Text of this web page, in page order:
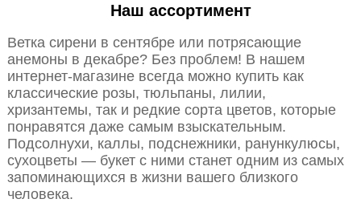
Наш ассортимент
Ветка сирени в сентябре или потрясающие
анемоны в декабре? Без проблем! В нашем
интернет-магазине всегда можно купить как
классические розы, тюльпаны, лилии,
хризантемы, так и редкие сорта цветов, которые
понравятся даже самым взыскательным.
Подсолнухи, каллы, подснежники, ранункулюсы,
сухоцветы — букет с ними станет одним из самых
запоминающихся в жизни вашего близкого
человека.